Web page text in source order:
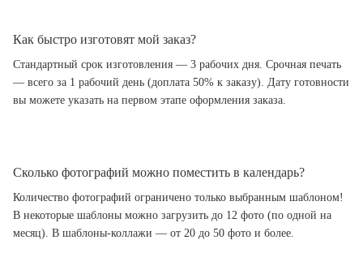
Как быстро изготовят мой заказ?
Стандартный срок изготовления — 3 рабочих дня. Срочная печать
— всего за 1 рабочий день (доплата 50% к заказу). Дату готовности
вы можете указать на первом этапе оформления заказа.
Сколько фотографий можно поместить в календарь?
Количество фотографий ограничено только выбранным шаблоном!
В некоторые шаблоны можно загрузить до 12 фото (по одной на
месяц). В шаблоны-коллажи — от 20 до 50 фото и более.